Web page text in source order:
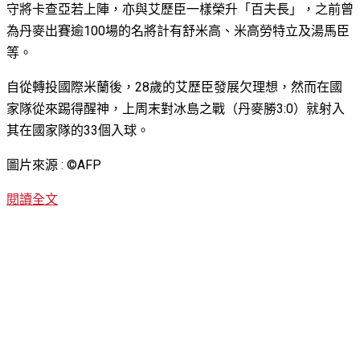
守將卡查亞若上陣，亦與艾歷臣一樣榮升「百夫長」，之前曾
為丹麥出賽逾100場的名將計有舒米高、米高勞特立及湯馬臣
等。
自從轉投國際米蘭後，28歲的艾歷臣發展欠理想，然而在國
家隊從來踢得醒神，上周末對冰島之戰（丹麥勝3:0）就射入
其在國家隊的33個入球。
圖片來源 : ©AFP
閱讀全文